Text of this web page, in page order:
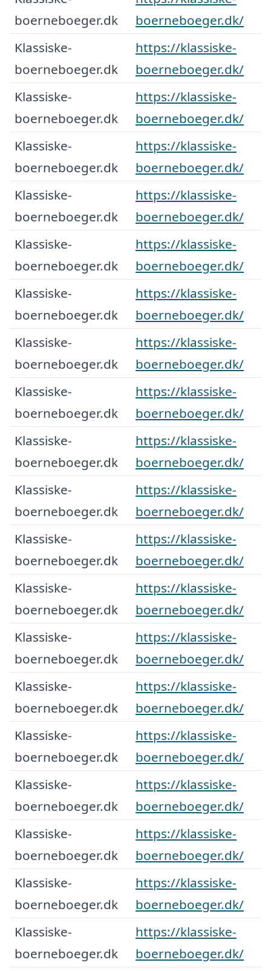
boerneboeger.dk
boerneboeger.dk/
Klassiske-
boerneboeger.dk
https://klassiske-
boerneboeger.dk/
Klassiske-
boerneboeger.dk
https://klassiske-
boerneboeger.dk/
Klassiske-
boerneboeger.dk
https://klassiske-
boerneboeger.dk/
Klassiske-
boerneboeger.dk
https://klassiske-
boerneboeger.dk/
Klassiske-
boerneboeger.dk
https://klassiske-
boerneboeger.dk/
Klassiske-
boerneboeger.dk
https://klassiske-
boerneboeger.dk/
Klassiske-
boerneboeger.dk
https://klassiske-
boerneboeger.dk/
Klassiske-
boerneboeger.dk
https://klassiske-
boerneboeger.dk/
Klassiske-
boerneboeger.dk
https://klassiske-
boerneboeger.dk/
Klassiske-
boerneboeger.dk
https://klassiske-
boerneboeger.dk/
Klassiske-
boerneboeger.dk
https://klassiske-
boerneboeger.dk/
Klassiske-
boerneboeger.dk
https://klassiske-
boerneboeger.dk/
Klassiske-
boerneboeger.dk
https://klassiske-
boerneboeger.dk/
Klassiske-
boerneboeger.dk
https://klassiske-
boerneboeger.dk/
Klassiske-
boerneboeger.dk
https://klassiske-
boerneboeger.dk/
Klassiske-
boerneboeger.dk
https://klassiske-
boerneboeger.dk/
Klassiske-
boerneboeger.dk
https://klassiske-
boerneboeger.dk/
Klassiske-
boerneboeger.dk
https://klassiske-
boerneboeger.dk/
Klassiske-
boerneboeger.dk
https://klassiske-
boerneboeger.dk/